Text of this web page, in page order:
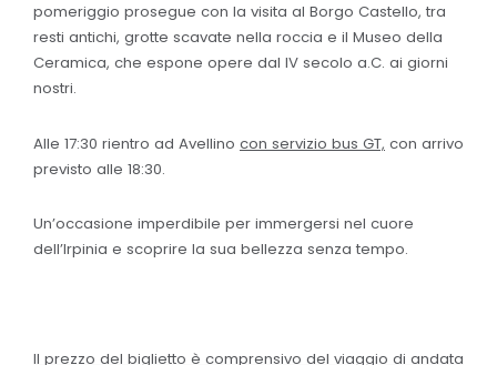
pomeriggio prosegue con la visita al Borgo Castello, tra
resti antichi, grotte scavate nella roccia e il Museo della
Ceramica, che espone opere dal IV secolo a.C. ai giorni
nostri.
Alle 17:30 rientro ad Avellino con servizio bus GT, con arrivo
previsto alle 18:30.
Un’occasione imperdibile per immergersi nel cuore
dell’Irpinia e scoprire la sua bellezza senza tempo.
Il prezzo del biglietto è comprensivo del viaggio di andata